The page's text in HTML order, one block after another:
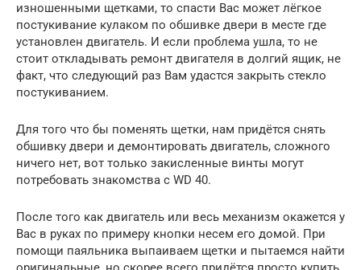
изношенными щетками, то спасти Вас может лёгкое
постукивание кулаком по обшивке двери в месте где
установлен двигатель. И если проблема ушла, то не
стоит откладывать ремонт двигателя в долгий ящик, не
факт, что следующий раз Вам удастся закрыть стекло
постукиванием.
Для того что бы поменять щетки, нам придётся снять
обшивку двери и демонтировать двигатель, сложного
ничего нет, вот только закисленные винты могут
потребовать знакомства с WD 40.
После того как двигатель или весь механизм окажется у
Вас в руках по примеру кнопки несем его домой. При
помощи паяльника выпаиваем щетки и пытаемся найти